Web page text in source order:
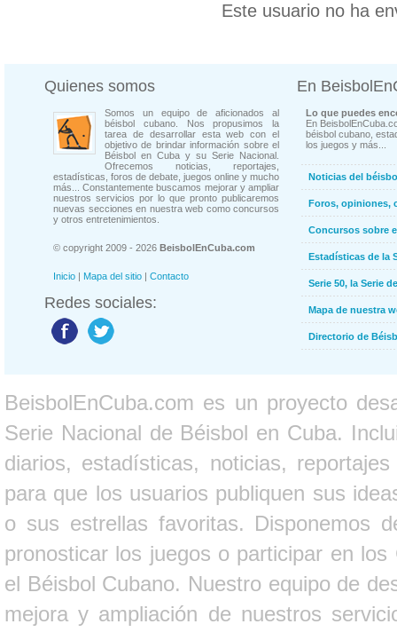
Este usuario no ha
Quienes somos
Somos un equipo de aficionados al
béisbol cubano. Nos propusimos la
tarea de desarrollar esta web con el
objetivo de brindar información sobre el
Béisbol en Cuba y su Serie Nacional.
Ofrecemos noticias, reportajes,
estadísticas, foros de debate, juegos online y mucho
más... Constantemente buscamos mejorar y ampliar
nuestros servicios por lo que pronto publicaremos
nuevas secciones en nuestra web como concursos
y otros entretenimientos.
© copyright 2009 - 2026 BeisbolEnCuba.com
Inicio | Mapa del sitio | Contacto
Redes sociales:
En
Lo que puedes
En
béisbol cubano,
los juegos y más...
Noticias del
Foros, opiniones,
Concursos sobre
Estadísticas de la
Serie 50, la Serie
Mapa de nuestra
Directorio de
BeisbolEnCuba.com es un proyecto
Serie Nacional de Béisbol en Cuba.
diarios, estadísticas, noticias,
para que los usuarios publiquen sus
o sus estrellas favoritas. Disponemos
pronosticar los juegos o participar en
el Béisbol Cubano. Nuestro equipo de
mejora y ampliación de nuestros